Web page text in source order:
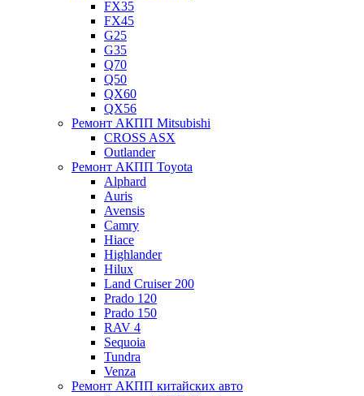
FX35
FX45
G25
G35
Q70
Q50
QX60
QX56
Ремонт АКПП Mitsubishi
CROSS ASX
Outlander
Ремонт АКПП Toyota
Alphard
Auris
Avensis
Camry
Hiace
Highlander
Hilux
Land Cruiser 200
Prado 120
Prado 150
RAV 4
Sequoia
Tundra
Venza
Ремонт АКПП китайских авто